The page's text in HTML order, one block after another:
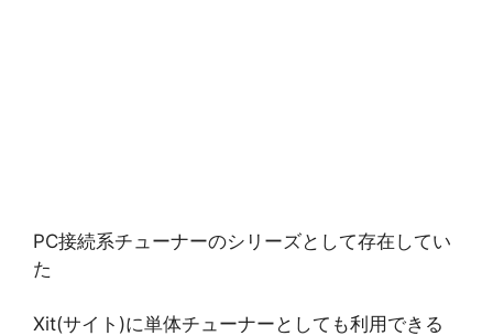
PC接続系チューナーのシリーズとして存在してい
た
Xit(サイト)に単体チューナーとしても利用できる